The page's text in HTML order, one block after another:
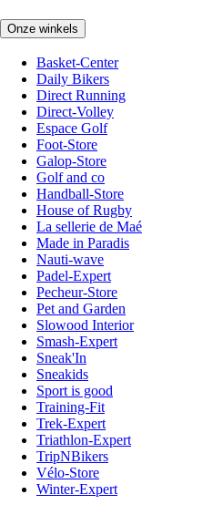
Onze winkels
Basket-Center
Daily Bikers
Direct Running
Direct-Volley
Espace Golf
Foot-Store
Galop-Store
Golf and co
Handball-Store
House of Rugby
La sellerie de Maé
Made in Paradis
Nauti-wave
Padel-Expert
Pecheur-Store
Pet and Garden
Slowood Interior
Smash-Expert
Sneak'In
Sneakids
Sport is good
Training-Fit
Trek-Expert
Triathlon-Expert
TripNBikers
Vélo-Store
Winter-Expert